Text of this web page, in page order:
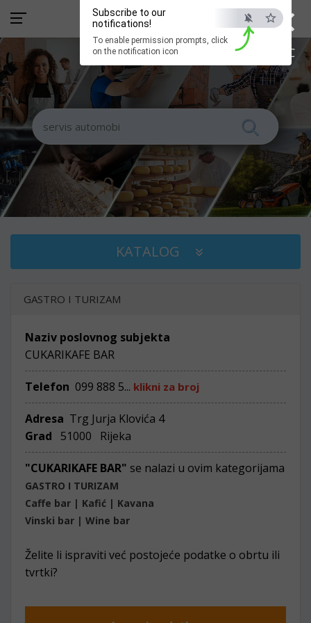
×
ESC
Subscribe to our
notifications!
To enable permission prompts, click
on the notification icon
KATALOG
GASTRO I TURIZAM
Naziv poslovnog subjekta
CUKARIKAFE BAR
Telefon 099 888 5... klikni za broj
Adresa Trg Jurja Klovića 4
Grad
51000 Rijeka
"CUKARIKAFE BAR" se nalazi u ovim kategorijama
GASTRO I TURIZAM
Caffe bar | Kafić | Kavana
Vinski bar | Wine bar
Želite li ispraviti već postojeće podatke o obrtu ili
tvrtki?